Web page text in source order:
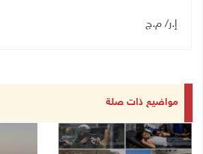
إ.ر/ م.ج
مواضيع ذات صلة